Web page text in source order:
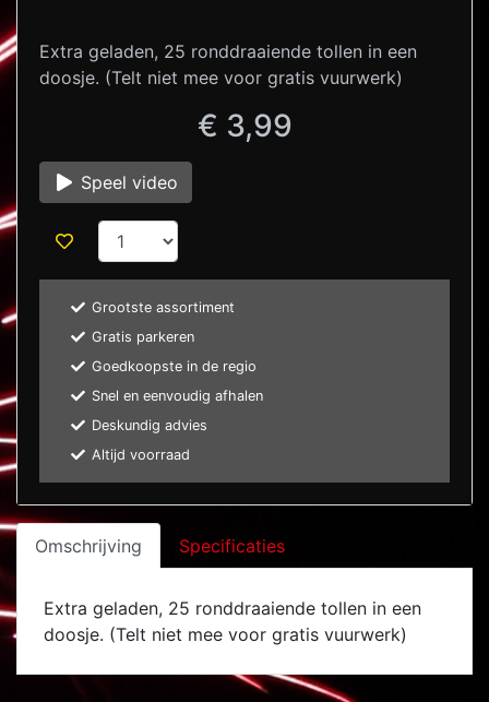
Extra geladen, 25 ronddraaiende tollen in een
doosje. (Telt niet mee voor gratis vuurwerk)
€ 3,99
Speel video
Grootste assortiment
Gratis parkeren
Goedkoopste in de regio
Snel en eenvoudig afhalen
Deskundig advies
Altijd voorraad
Omschrijving Specificaties
Extra geladen, 25 ronddraaiende tollen in een
doosje. (Telt niet mee voor gratis vuurwerk)